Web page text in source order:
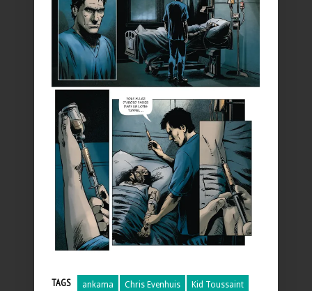
TAGS ankama Chris Evenhuis Kid Toussaint